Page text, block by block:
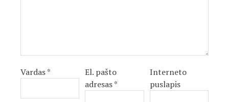
Vardas*
El. pašto
adresas*
Interneto
puslapis